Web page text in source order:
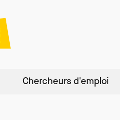
Chercheurs d'emploi